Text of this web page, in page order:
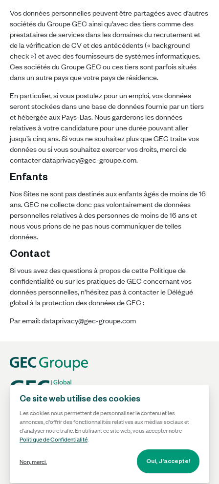
Vos données personnelles peuvent être partagées avec d’autres
sociétés du Groupe GEC ainsi qu’avec des tiers comme des
prestataires de services dans les domaines du recrutement et
de la vérification de CV et des antécédents (« background
check ») et avec des fournisseurs de systèmes informatiques.
Ces sociétés du Groupe GEC ou ces tiers sont parfois situés
dans un autre pays que votre pays de résidence.
En particulier, si vous postulez pour un emploi, vos données
seront stockées dans une base de données fournie par un tiers
et hébergée aux Pays-Bas. Nous garderons les données
relatives à votre candidature pour une durée pouvant aller
jusqu’à cinq ans. Si vous ne souhaitez plus que GEC traite vos
données ou si vous souhaitez exercer vos droits, merci de
contacter dataprivacy@gec-groupe.com.
Enfants
Nos Sites ne sont pas destinés aux enfants âgés de moins de 16
ans. GEC ne collecte donc pas volontairement de données
personnelles relatives à des personnes de moins de 16 ans et
nous vous prions de ne pas nous communiquer de telles
données.
Contact
Si vous avez des questions à propos de cette Politique de
confidentialité ou sur les pratiques de GEC concernant vos
données personnelles, n’hésitez pas à contacter le Délégué
global à la protection des données de GEC :
Par email: dataprivacy@gec-groupe.com
Politique de Confidentialité
Conditions Générales d'Utilisation
CréationAgence conseil Combind
Ce site web utilise des cookies
Les cookies nous permettent de personnaliser le contenu et les
annonces, d'offrir des fonctionnalités relatives aux médias sociaux et
d'analyser notre trafic. En utilisant ce site web, vous accepter notre
Politique de Confidentialité.
Non, merci. Oui, J'accepte!